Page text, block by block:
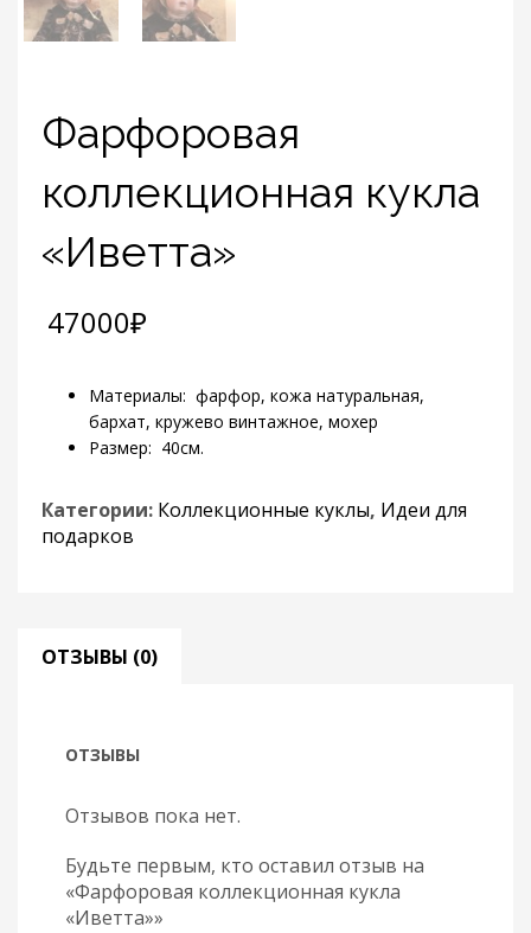
Фарфоровая
коллекционная кукла
«Иветта»
47000₽
Материалы: фарфор, кожа натуральная,
бархат, кружево винтажное, мохер
Размер: 40см.
Категории: Коллекционные куклы, Идеи для
подарков
ОТЗЫВЫ (0)
ОТЗЫВЫ
Отзывов пока нет.
Будьте первым, кто оставил отзыв на
«Фарфоровая коллекционная кукла
«Иветта»»